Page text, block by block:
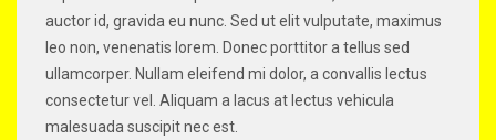
auctor id, gravida eu nunc. Sed ut elit vulputate, maximus
leo non, venenatis lorem. Donec porttitor a tellus sed
ullamcorper. Nullam eleifend mi dolor, a convallis lectus
consectetur vel. Aliquam a lacus at lectus vehicula
malesuada suscipit nec est.